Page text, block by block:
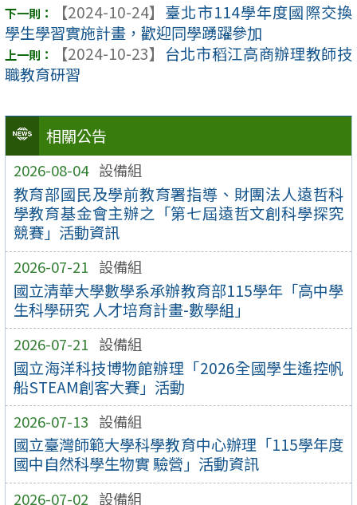
相關公告
2026-08-04 設備組
教育部國民及學前教育署指導、財團法人遠哲科
學教育基金會主辦之「第七屆遠哲文創科學探究
競賽」活動資訊
2026-07-21 設備組
國立清華大學數學系承辦教育部115學年「高中學
生科學研究 人才培育計畫-數學組」
2026-07-21 設備組
國立海洋科技博物館辦理「2026全國學生遙控帆
船STEAM創客大賽」活動
2026-07-13 設備組
國立臺灣師範大學科學教育中心辦理「115學年度
國中自然科學生物實 驗營」活動資訊
2026-07-02 設備組
【2024-10-24】 臺北市114學年度國際交換
學生學習實施計畫，歡迎同學踴躍參加
【2024-10-23】 台北市稻江高商辦理教師技
職教育研習